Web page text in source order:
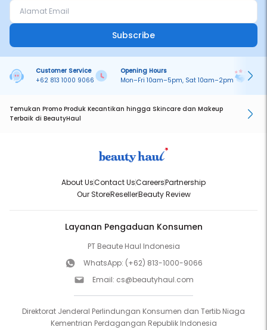
Subscribe
Customer Service
+62 813 1000 9066
Opening Hours
Mon–Fri 10am–5pm, Sat 10am–2pm
Temukan Promo Produk Kecantikan hingga Skincare dan Makeup
Terbaik di BeautyHaul
About UsContact UsCareersPartnership
Our StoreResellerBeauty Review
Layanan Pengaduan Konsumen
PT Beaute Haul Indonesia
WhatsApp: (+62) 813-1000-9066
Email: cs@beautyhaul.com
Direktorat Jenderal Perlindungan Konsumen dan Tertib Niaga
Kementrian Perdagangan Republik Indonesia